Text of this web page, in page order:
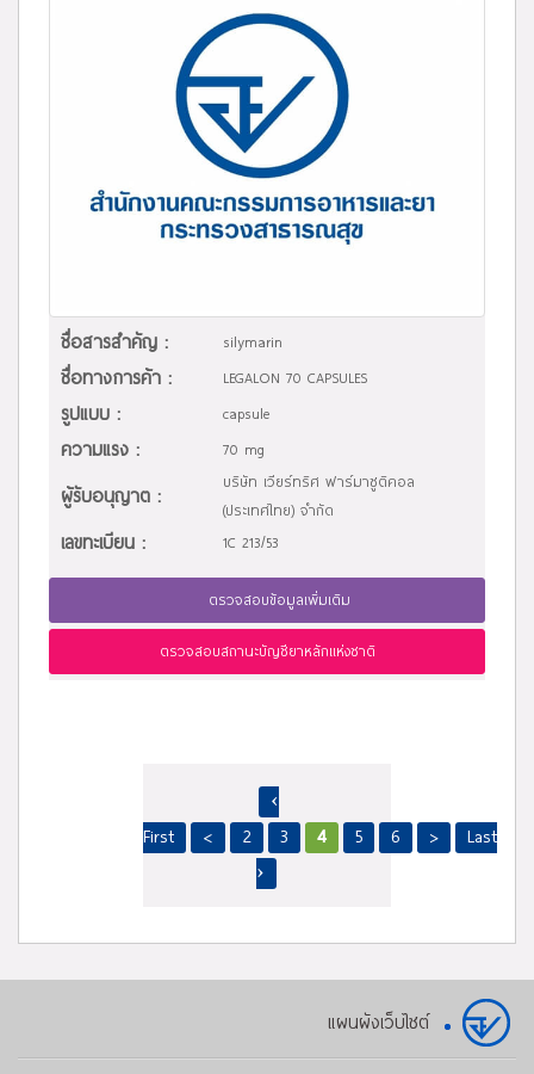
ชื่อสารสำคัญ : silymarin
ชื่อทางการค้า : LEGALON 70 CAPSULES
รูปแบบ : capsule
ความแรง : 70 mg
ผู้รับอนุญาต :
บริษัท เวียร์ทริศ ฟาร์มาซูติคอล
(ประเทศไทย) จำกัด
เลขทะเบียน : 1C 213/53
ตรวจสอบข้อมูลเพิ่มเติม
ตรวจสอบสถานะบัญชียาหลักแห่งชาติ
‹
First
< 2 3 4 5 6 >
Last
›
แผนผังเว็บไซต์